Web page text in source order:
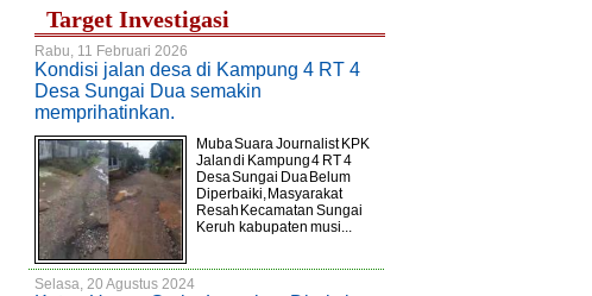
Target Investigasi
Rabu, 11 Februari 2026
Kondisi jalan desa di Kampung 4 RT 4
Desa Sungai Dua semakin
memprihatinkan.
Muba Suara Journalist KPK.
Jalan di Kampung 4 RT 4
Desa Sungai Dua Belum
Diperbaiki, Masyarakat
Resah Kecamatan Sungai
Keruh kabupaten musi...
Selasa, 20 Agustus 2024